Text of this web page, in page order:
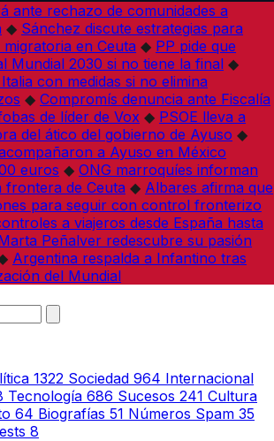
ante rechazo de comunidades a
◆ Sánchez discute estrategias para
en Ceuta ◆ PP pide que
Mundial 2030 si no tiene la final ◆
con medidas si no elimina
◆ Compromís denuncia ante Fiscalía
de líder de Vox ◆ PSOE lleva a
del ático del gobierno de Ayuso ◆
a Ayuso en México
euros ◆ ONG marroquíes informan
frontera de Ceuta ◆ Albares afirma que
para seguir con control fronterizo
a viajeros desde España hasta
Peñalver redescubre su pasión
Argentina respalda a Infantino tras
del Mundial
1322 Sociedad 964 Internacional
Tecnología 686 Sucesos 241 Cultura
64 Biografías 51 Números Spam 35
8